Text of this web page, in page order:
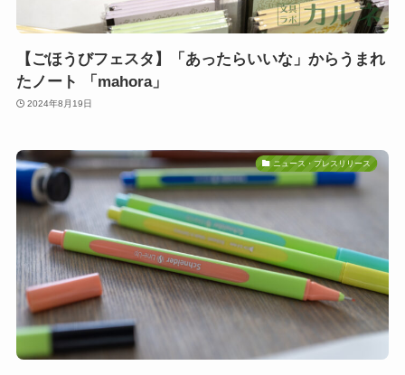
【ごほうびフェスタ】「あったらいいな」からうまれ
たノート 「mahora」
2024年8月19日
ニュース・プレスリリース